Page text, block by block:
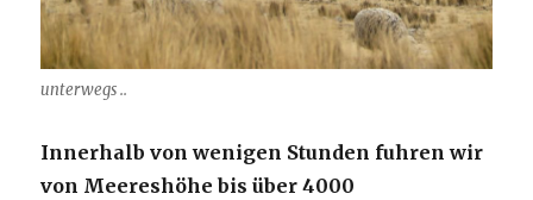
unterwegs ..
Innerhalb von wenigen Stunden fuhren wir
von Meereshöhe bis über 4000